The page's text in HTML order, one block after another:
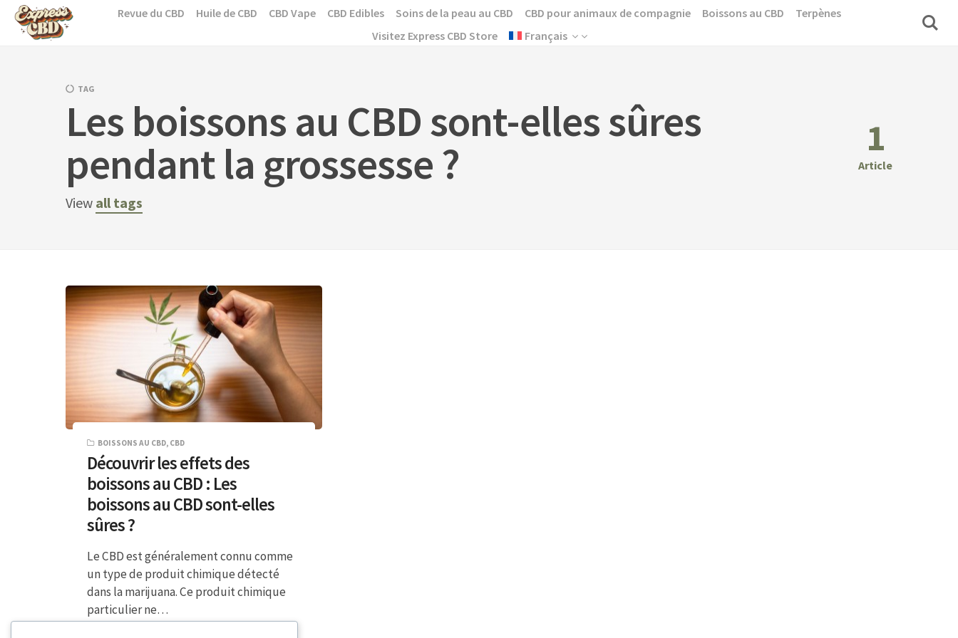
Skip
Revue du CBD Huile de CBD CBD Vape CBD Edibles Soins de la peau au CBD CBD pour animaux de compagnie Boissons au CBD
Terpènes
Visitez Express CBD Store
Français
TAG
Les boissons au CBD sont-elles sûres
pendant la grossesse ?
View all tags
1
Article
BOISSONS AU CBD, CBD
Découvrir les effets des
boissons au CBD : Les
boissons au CBD sont-elles
sûres ?
Le CBD est généralement connu comme
un type de produit chimique détecté
dans la marijuana. Ce produit chimique
particulier ne…